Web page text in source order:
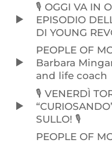
🎙️ OGGI VA IN
EPISODIO
DI YOUNG
PEOPLE OF
Barbara
and life coach
🎙️ VENERDÌ
SULLO! 🎙️
PEOPLE OF